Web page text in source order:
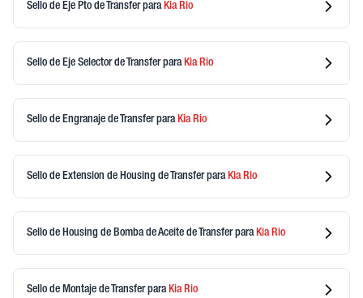
Sello de Eje Pto de Transferpara KiaRio
Sello de Eje Selector de Transferpara KiaRio
Sello de Engranaje de Transferpara KiaRio
Sello de Extension de Housing de Transferpara KiaRio
Sello de Housing de Bomba de Aceite de Transferpara KiaRio
Sello de Montaje de Transferpara KiaRio